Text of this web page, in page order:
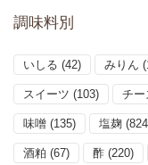
調味料別
いしる (42) みりん
スイーツ (103) チー
味噌 (135) 塩麹
酒粕 (67) 酢 (220)